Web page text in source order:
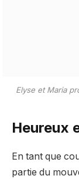
Elyse et Maria
Heureux
En tant que
partie du